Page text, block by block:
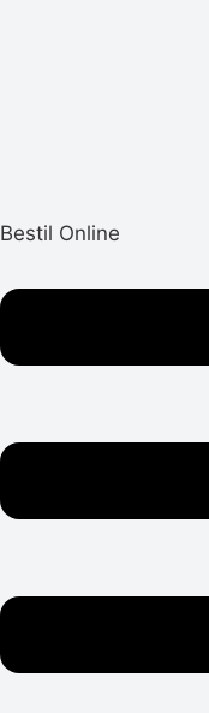
Bestil Online